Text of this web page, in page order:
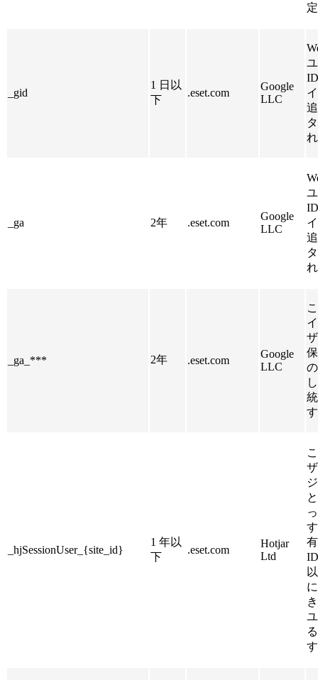
_gid
1 日以
下
.eset.com
Google
LLC
_ga 2年 .eset.com
Google
LLC
_ga_*** 2年 .eset.com
Google
LLC
_hjSessionUser_{site_id}
1 年以
下
.eset.com
Hotjar
Ltd